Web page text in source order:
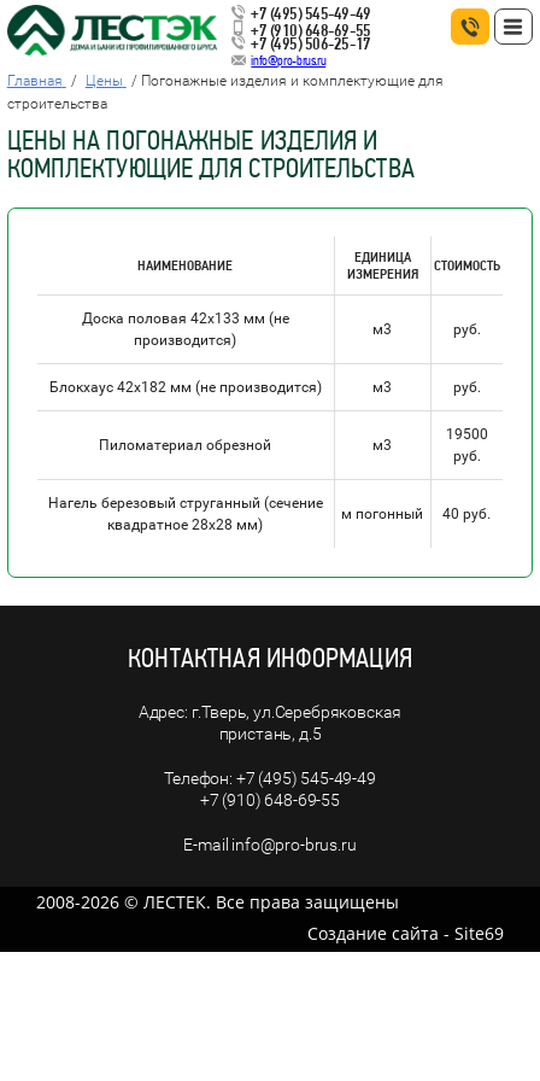
+7 (495) 545-49-49
+7 (910) 648-69-55
+7 (495) 506-25-17
info@pro-brus.ru
Главная Цены
Погонажные изделия и комплектующие для
строительства
ЦЕНЫ НА ПОГОНАЖНЫЕ ИЗДЕЛИЯ И
КОМПЛЕКТУЮЩИЕ ДЛЯ СТРОИТЕЛЬСТВА
НАИМЕНОВАНИЕ
ЕДИНИЦА
ИЗМЕРЕНИЯ
СТОИМОСТЬ
Доска половая 42х133 мм (не
производится)
м3 руб.
Блокхаус 42х182 мм (не производится) м3 руб.
Пиломатериал обрезной м3
19500
руб.
Нагель березовый струганный (сечение
квадратное 28х28 мм)
м погонный 40 руб.
КОНТАКТНАЯ ИНФОРМАЦИЯ
г.Тверь, ул.Серебряковская
пристань, д.5
+7 (495) 545-49-49
+7 (910) 648-69-55
info@pro-brus.ru
2008-2026 © ЛЕСТЕК. Все права защищены
Создание сайта - Site69